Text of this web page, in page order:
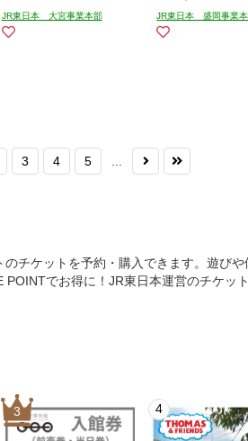
JR東日本 大宮事業本部 JR東日本 盛岡事業
3 4 5 ...
チケットを予約・購入できます。遊び
でお得に！JR東日本運営のチケット